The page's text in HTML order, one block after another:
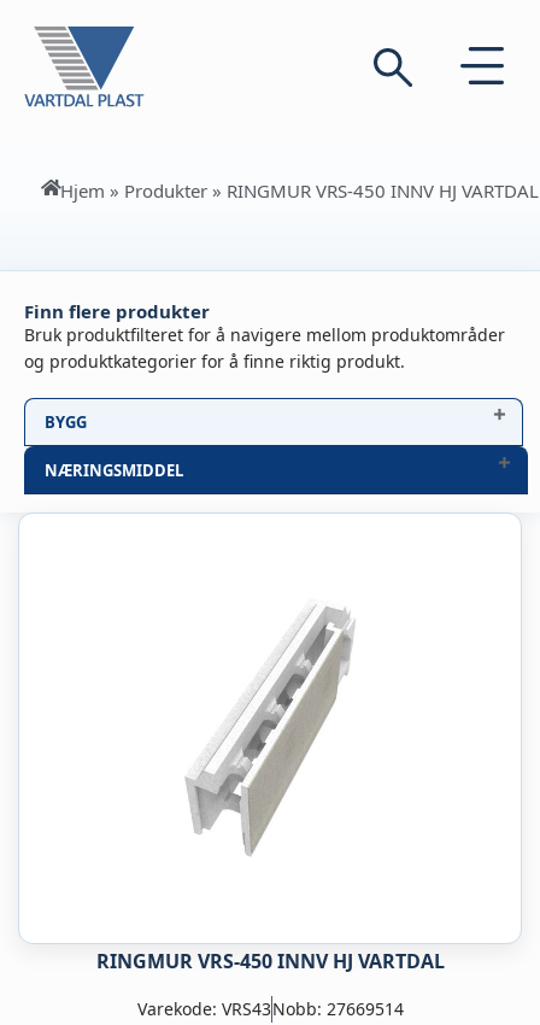
Hjem » Produkter » RINGMUR VRS-450 INNV HJ VARTDAL
Finn flere produkter
Bruk produktfilteret for å navigere mellom produktområder
og produktkategorier for å finne riktig produkt.
BYGG
NÆRINGSMIDDEL
RINGMUR VRS-450 INNV HJ VARTDAL
Varekode: VRS43Nobb: 27669514